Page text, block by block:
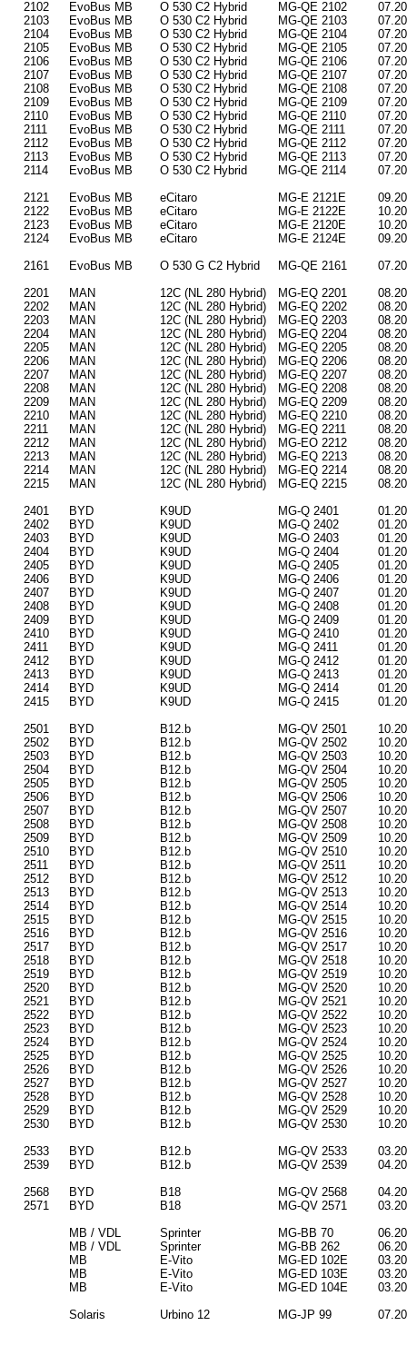
2102 EvoBus MB O 530 C2 Hybrid MG-QE 2102
2103
EvoBus MB O 530 C2 Hybrid MG-QE 2103
2104
EvoBus MB O 530 C2 Hybrid MG-QE 2104
2105
EvoBus MB O 530 C2 Hybrid MG-QE 2105
2106
EvoBus MB O 530 C2 Hybrid MG-QE 2106
2107
EvoBus MB O 530 C2 Hybrid MG-QE 2107
2108
EvoBus MB O 530 C2 Hybrid MG-QE 2108
2109
EvoBus MB O 530 C2 Hybrid MG-QE 2109
2110
EvoBus MB O 530 C2 Hybrid MG-QE 2110
2111
EvoBus MB O 530 C2 Hybrid MG-QE 2111
2112
EvoBus MB O 530 C2 Hybrid MG-QE 2112
2113
EvoBus MB O 530 C2 Hybrid MG-QE 2113
2114
EvoBus MB O 530 C2 Hybrid MG-QE 2114
2121
EvoBus MB eCitaro MG-E 2121E
2122
EvoBus MB eCitaro MG-E 2122E
2123
EvoBus MB eCitaro MG-E 2120E
2124
EvoBus MB eCitaro MG-E 2124E
2161
EvoBus MB O 530 G C2 Hybrid MG-QE 2161
2201
MAN 12C (NL 280 Hybrid) MG-EQ 2201
2202
MAN 12C (NL 280 Hybrid) MG-EQ 2202
2203
MAN 12C (NL 280 Hybrid) MG-EQ 2203
2204
MAN 12C (NL 280 Hybrid) MG-EQ 2204
2205
MAN 12C (NL 280 Hybrid) MG-EQ 2205
2206
MAN 12C (NL 280 Hybrid) MG-EQ 2206
2207
MAN 12C (NL 280 Hybrid) MG-EQ 2207
2208
MAN 12C (NL 280 Hybrid) MG-EQ 2208
2209
MAN 12C (NL 280 Hybrid) MG-EQ 2209
2210
MAN 12C (NL 280 Hybrid) MG-EQ 2210
2211
MAN 12C (NL 280 Hybrid) MG-EQ 2211
2212
MAN 12C (NL 280 Hybrid) MG-EO 2212
2213
MAN 12C (NL 280 Hybrid) MG-EQ 2213
2214
MAN 12C (NL 280 Hybrid) MG-EQ 2214
2215
MAN 12C (NL 280 Hybrid) MG-EQ 2215
2401
BYD K9UD MG-Q 2401
2402
BYD K9UD MG-Q 2402
2403
BYD K9UD MG-O 2403
2404
BYD K9UD MG-Q 2404
2405
BYD K9UD MG-Q 2405
2406
BYD K9UD MG-Q 2406
2407
BYD K9UD MG-Q 2407
2408
BYD K9UD MG-Q 2408
2409
BYD K9UD MG-Q 2409
2410
BYD K9UD MG-Q 2410
2411
BYD K9UD MG-Q 2411
2412
BYD K9UD MG-Q 2412
2413
BYD K9UD MG-Q 2413
2414
BYD K9UD MG-Q 2414
2415
BYD K9UD MG-Q 2415
2501
BYD B12.b MG-QV 2501
2502
BYD B12.b MG-QV 2502
2503
BYD B12.b MG-QV 2503
2504
BYD B12.b MG-QV 2504
2505
BYD B12.b MG-QV 2505
2506
BYD B12.b MG-QV 2506
2507
BYD B12.b MG-QV 2507
2508
BYD B12.b MG-QV 2508
2509
BYD B12.b MG-QV 2509
2510
BYD B12.b MG-QV 2510
2511
BYD B12.b MG-QV 2511
2512
BYD B12.b MG-QV 2512
2513
BYD B12.b MG-QV 2513
2514
BYD B12.b MG-QV 2514
2515
BYD B12.b MG-QV 2515
2516
BYD B12.b MG-QV 2516
2517
BYD B12.b MG-QV 2517
2518
BYD B12.b MG-QV 2518
2519
BYD B12.b MG-QV 2519
2520
BYD B12.b MG-QV 2520
2521
BYD B12.b MG-QV 2521
2522
BYD B12.b MG-QV 2522
2523
BYD B12.b MG-QV 2523
2524
BYD B12.b MG-QV 2524
2525
BYD B12.b MG-QV 2525
2526
BYD B12.b MG-QV 2526
2527
BYD B12.b MG-QV 2527
2528
BYD B12.b MG-QV 2528
2529
BYD B12.b MG-QV 2529
2530
BYD B12.b MG-QV 2530
2533
BYD B12.b MG-QV 2533
2539
BYD B12.b MG-QV 2539
2568
BYD B18 MG-QV 2568
2571
BYD B18 MG-QV 2571
MB / VDL
Sprinter MG-BB 70
MB / VDL
Sprinter MG-BB 262
MB
E-Vito MG-ED 102E
MB
E-Vito MG-ED 103E
MB
E-Vito MG-ED 104E
Solaris
Urbino 12 MG-JP 99